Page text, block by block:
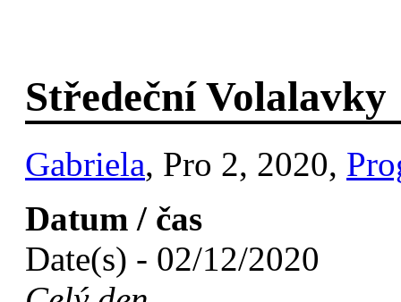
Středeční Volalavky
Gabriela, Pro 2, 2020,
Datum / čas
Date(s) - 02/12/2020